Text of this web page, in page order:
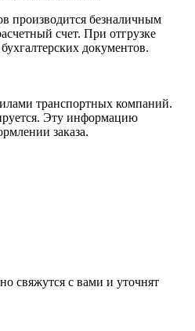
производится безналичным
счет. При отгрузке
документов.
транспортных компаний.
Эту информацию
заказа.
свяжутся с вами и уточнят